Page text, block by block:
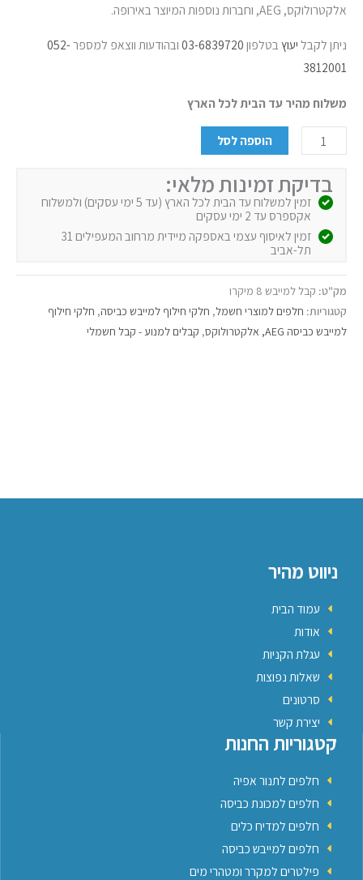
אלקטרולוקס, AEG, וחברות נוספות המיוצר באירופה.
ניתן לקבל יעוץ בטלפון 03-6839720 ובהודעות ווצאפ למספר052-
3812001
משלוח מהיר עד הבית לכל הארץ
הוספה לסל
בדיקת זמינות מלאי:
זמין למשלוח עד הבית לכל הארץ (עד 5 ימי עסקים) ולמשלוח
אקספרס עד 2 ימי עסקים
זמין לאיסוף עצמי באספקה מיידית מרחוב המעפילים 31
תל-אביב
מק"ט: קבל למייבש 8 מיקרו
קטגוריות: חלפים למוצרי חשמל, חלקי חילוף למייבש כביסה, חלקי חילוף
למייבש כביסה AEG, אלקטרולוקס
, קבלים למנוע - קבל חשמלי
ניווט מהיר
עמוד הבית
אודות
עגלת הקניות
שאלות נפוצות
סרטונים
יצירת קשר
קטגוריות החנות
חלפים לתנור אפיה
חלפים למכונת כביסה
חלפים למדיח כלים
חלפים למייבש כביסה
פילטרים למקרר ומטהרי מים